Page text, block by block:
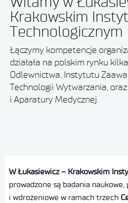
Krakowskim
Technologicznym
Łączymy kompetencje
działała na polskim rynku
Odlewnictwa, Instytutu
Technologii Wytwarzania,
i Aparatury Medycznej.
W Łukasiewicz – Krakowskim
prowadzone są badania
i wdrożeniowe w ramach trzech